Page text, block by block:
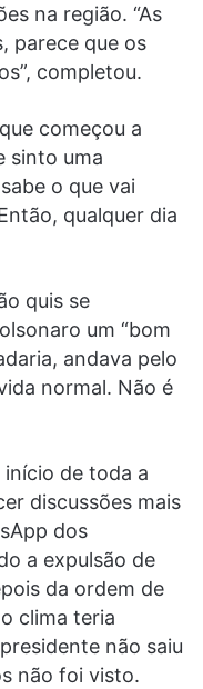
na região. “As
parece que os
completou.
começou a
sinto uma
o que vai
qualquer dia
quis se
um “bom
andava pelo
normal. Não é
de toda a
discussões mais
dos
a expulsão de
da ordem de
clima teria
não saiu
não foi visto.